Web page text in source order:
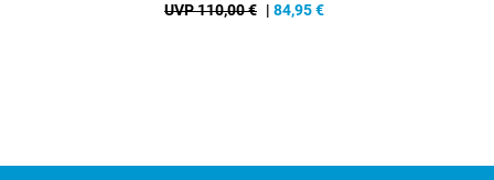
UVP 110,00 € | 84,95€